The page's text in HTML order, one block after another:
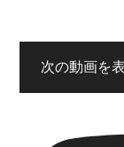
次の動画を